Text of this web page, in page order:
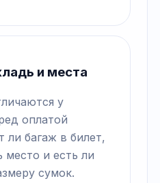
и места
у
оплатой
ли багаж в билет,
и есть ли
сумок.